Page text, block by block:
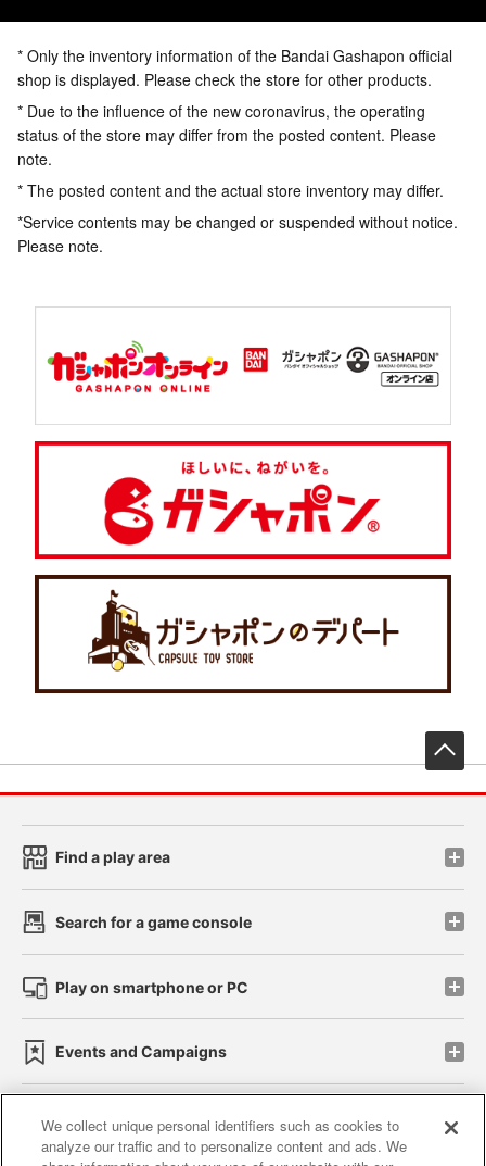
* Only the inventory information of the Bandai Gashapon official
shop is displayed. Please check the store for other products.
* Due to the influence of the new coronavirus, the operating
status of the store may differ from the posted content. Please
note.
* The posted content and the actual store inventory may differ.
*Service contents may be changed or suspended without notice.
Please note.
Find a play area
Search for a game console
Play on smartphone or PC
Events and Campaigns
Affiliate Sustainability site policy privacy policy
We collect unique personal identifiers such as cookies to
analyze our traffic and to personalize content and ads. We